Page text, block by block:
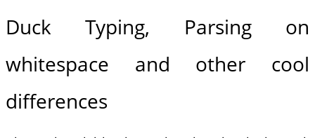
Duck Typing, Parsing on
whitespace and other cool
differences